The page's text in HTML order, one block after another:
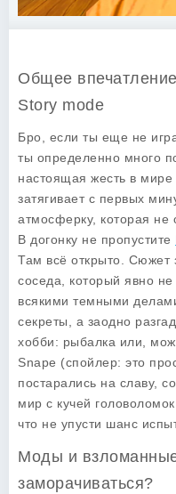
Общее
Story mode
Бро, если ты еще не
ты определенно много
настоящая жесть в мире
затягивает с первых
атмосферку, которая не
В догонку не пропустите
Там всё открыто. Сюжет
соседа, который явно не
всякими темными
секреты, а заодно
хобби: рыбалка или,
Snape (спойлер: это
постарались на славу,
мир с кучей
что не упусти шанс
Моды и
заморачиваться?